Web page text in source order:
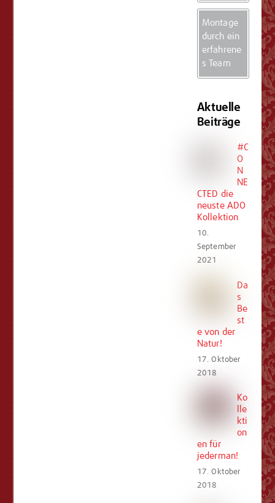
Montage
durch ein
erfahrene
s Team
Aktuelle
Beiträge
#C
O
N
NE
CTED die
neuste ADO
Kollektion
10.
September
2021
Da
s
Be
st
e von der
Natur!
17. Oktober
2018
Ko
lle
kti
on
en für
jederman!
17. Oktober
2018